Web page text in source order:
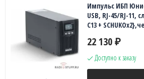
Импульс ИБП
USB, RJ-45/RJ-11,
C13 +
22 130 ₽
Доступно к заказу